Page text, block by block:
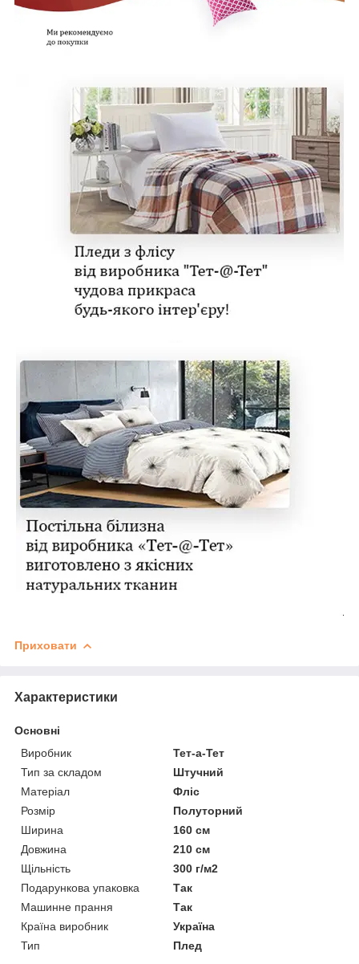
Приховати
Характеристики
Основні
Виробник
Тет-а-Тет
Тип за складом
Штучний
Матеріал
Фліс
Розмір
Полуторний
Ширина
160 см
Довжина
210 см
Щільність
300 г/м2
Подарункова упаковка
Так
Машинне прання
Так
Країна виробник
Україна
Тип
Плед